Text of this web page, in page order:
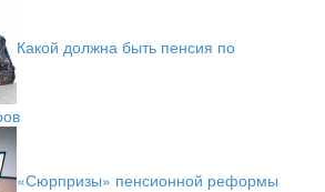
Какой должна быть пенсия по
«Сюрпризы» пенсионной реформы